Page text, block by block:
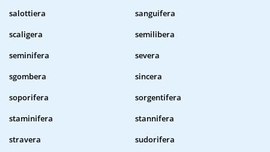
salottiera
sanguifera
scaligera
semilibera
seminifera
severa
sgombera
sincera
soporifera
sorgentifera
staminifera
stannifera
stravera
sudorifera